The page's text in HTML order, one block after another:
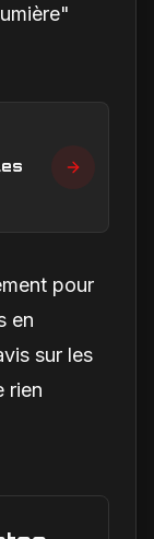
pour
en
sur les
rien